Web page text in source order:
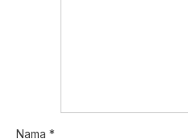
Nama *